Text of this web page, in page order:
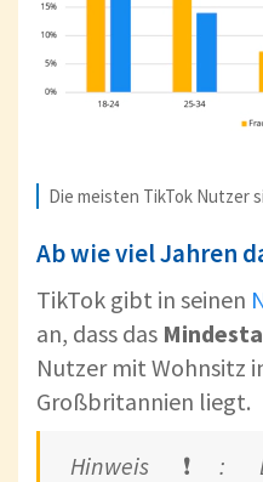
Die meisten TikTok Nutzer
Ab wie viel Jahren
TikTok gibt in seinen
an, dass das
Nutzer mit Wohnsitz
Großbritannien liegt.
Hinweis ❗️ :